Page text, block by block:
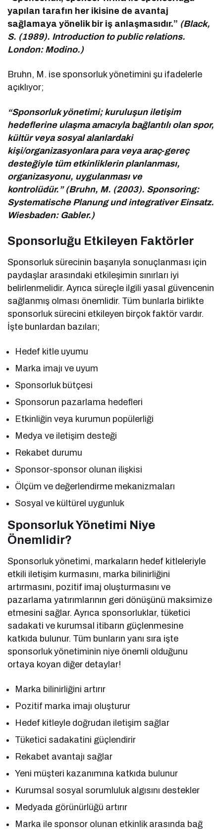
yapılan tarafın her ikisine de avantaj
sağlamaya yönelik bir iş anlaşmasıdır.” (Black,
S. (1989). Introduction to public relations.
London: Modino.)
Bruhn, M. ise sponsorluk yönetimini şu ifadelerle
açıklıyor;
“Sponsorluk yönetimi; kuruluşun iletişim
hedeflerine ulaşma amacıyla bağlantılı olan spor,
kültür veya sosyal alanlardaki
kişi/organizasyonlara para veya araç‑gereç
desteğiyle tüm etkinliklerin planlanması,
organizasyonu, uygulanması ve
kontrolüdür.” (Bruhn, M. (2003). Sponsoring:
Systematische Planung und integrativer Einsatz.
Wiesbaden: Gabler.)
Sponsorluğu Etkileyen Faktörler
Sponsorluk sürecinin başarıyla sonuçlanması için
paydaşlar arasındaki etkileşimin sınırları iyi
belirlenmelidir. Ayrıca süreçle ilgili yasal güvencenin
sağlanmış olması önemlidir. Tüm bunlarla birlikte
sponsorluk sürecini etkileyen birçok faktör vardır.
İşte bunlardan bazıları;
Hedef kitle uyumu
Marka imajı ve uyum
Sponsorluk bütçesi
Sponsorun pazarlama hedefleri
Etkinliğin veya kurumun popülerliği
Medya ve iletişim desteği
Rekabet durumu
Sponsor-sponsor olunan ilişkisi
Ölçüm ve değerlendirme mekanizmaları
Sosyal ve kültürel uygunluk
Sponsorluk Yönetimi Niye
Önemlidir?
Sponsorluk yönetimi, markaların hedef kitleleriyle
etkili iletişim kurmasını, marka bilinirliğini
artırmasını, pozitif imaj oluşturmasını ve
pazarlama yatırımlarının geri dönüşünü maksimize
etmesini sağlar. Ayrıca sponsorluklar, tüketici
sadakati ve kurumsal itibarın güçlenmesine
katkıda bulunur. Tüm bunların yanı sıra işte
sponsorluk yönetiminin niye önemli olduğunu
ortaya koyan diğer detaylar!
Marka bilinirliğini artırır
Pozitif marka imajı oluşturur
Hedef kitleyle doğrudan iletişim sağlar
Tüketici sadakatini güçlendirir
Rekabet avantajı sağlar
Yeni müşteri kazanımına katkıda bulunur
Kurumsal sosyal sorumluluk algısını destekler
Medyada görünürlüğü artırır
Marka ile sponsor olunan etkinlik arasında bağ